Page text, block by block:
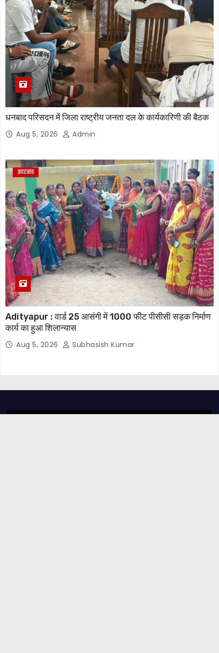
धनबाद परिसदन में जिला राष्ट्रीय जनता दल के कार्यकारिणी की बैठक
Aug 5, 2026 Admin
झारखंड
Adityapur : वार्ड 25 आसंगी में 1000 फीट पीसीसी सड़क निर्माण
कार्य का हुआ शिलान्यास
Aug 5, 2026 Subhasish Kumar